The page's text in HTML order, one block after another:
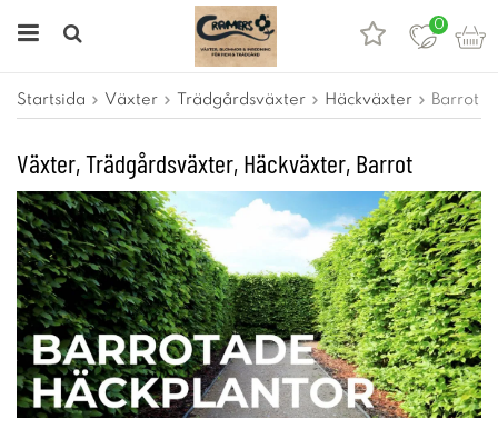
0
Startsida Växter Trädgårdsväxter Häckväxter Barrot
Växter, Trädgårdsväxter, Häckväxter, Barrot